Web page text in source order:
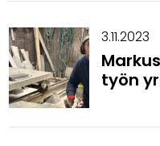
3.11.2023
työn